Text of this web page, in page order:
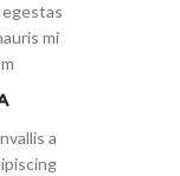
egestas
mi
a